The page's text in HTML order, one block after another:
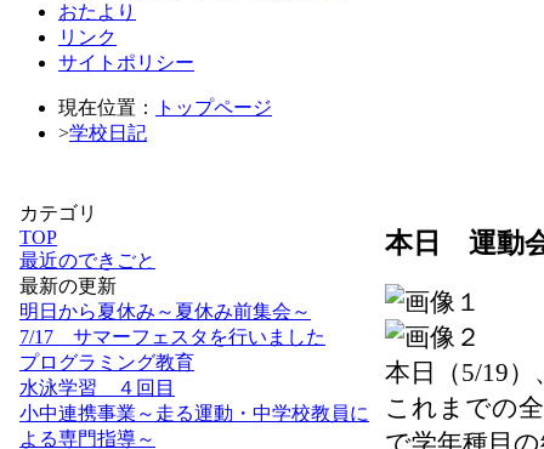
おたより
リンク
サイトポリシー
現在位置：
トップページ
>学校日記